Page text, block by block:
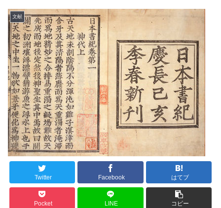
文献
Twitter Facebook はてブ
Pocket LINE コピー